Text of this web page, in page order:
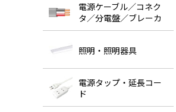
電源ケーブル／コネク
タ／分電盤／ブレーカ
照明・照明器具
電源タップ・延長コー
ド